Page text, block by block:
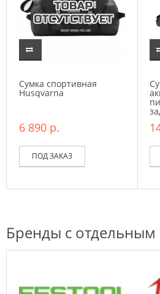
Сумка спортивная
Husqvarna
6 890 р.
ПОД ЗАКАЗ
Бренды с